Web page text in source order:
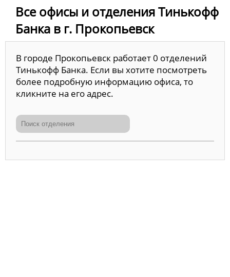
Все офисы и отделения Тинькофф
Банка в г. Прокопьевск
В городе Прокопьевск работает 0 отделений
Тинькофф Банка. Если вы хотите посмотреть
более подробную информацию офиса, то
кликните на его адрес.